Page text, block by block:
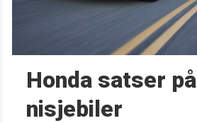
Honda satser på
nisjebiler